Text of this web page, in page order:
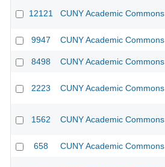
12121 CUNY Academic Commons
9947 CUNY Academic Commons
8498 CUNY Academic Commons
2223 CUNY Academic Commons
1562 CUNY Academic Commons
658 CUNY Academic Commons